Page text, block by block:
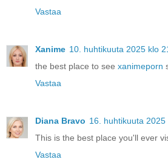
Vastaa
Xanime 10. huhtikuuta 2025 klo
the best place to see xanimeporn
Vastaa
Diana Bravo 16. huhtikuuta 2025
This is the best place you'll ever
Vastaa